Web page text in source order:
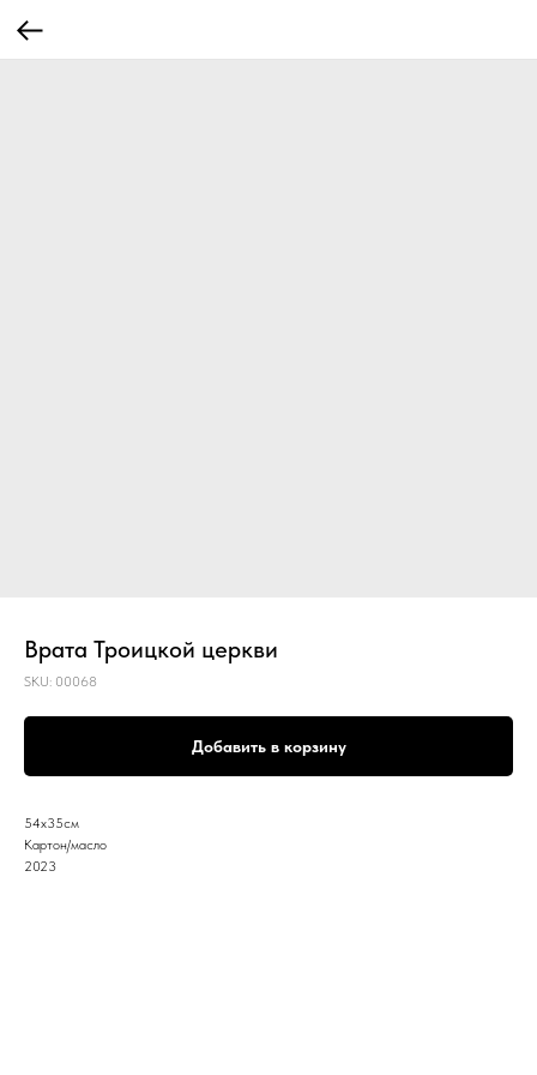
Врата Троицкой церкви
SKU: 00068
Добавить в корзину
54х35см
Картон/масло
2023